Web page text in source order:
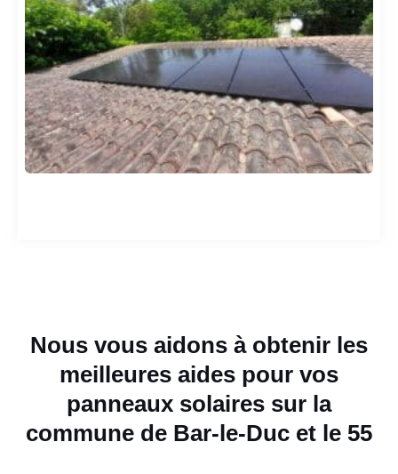
Nous vous aidons à obtenir les
meilleures aides pour vos
panneaux solaires sur la
commune de Bar-le-Duc et le 55